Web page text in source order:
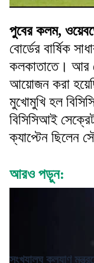
পুবের কলম,
বোর্ডের বার্ষিক
কলকাতাতে। আর
আয়োজন করা
মুখোমুখি হল
বিসিসিআই
ক্যাপ্টেন ছিলেন
আরও পড়ুন:
সংখ্যালঘু কল্যাণ